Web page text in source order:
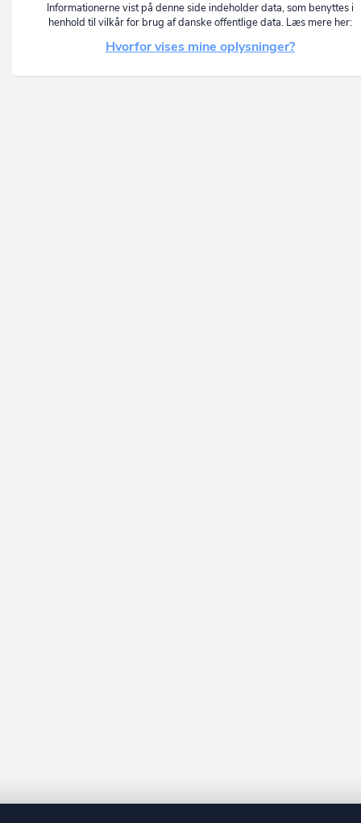
Informationerne vist på denne side indeholder data, som benyttes i
henhold til vilkår for brug af danske offentlige data. Læs mere her:
Hvorfor vises mine oplysninger?